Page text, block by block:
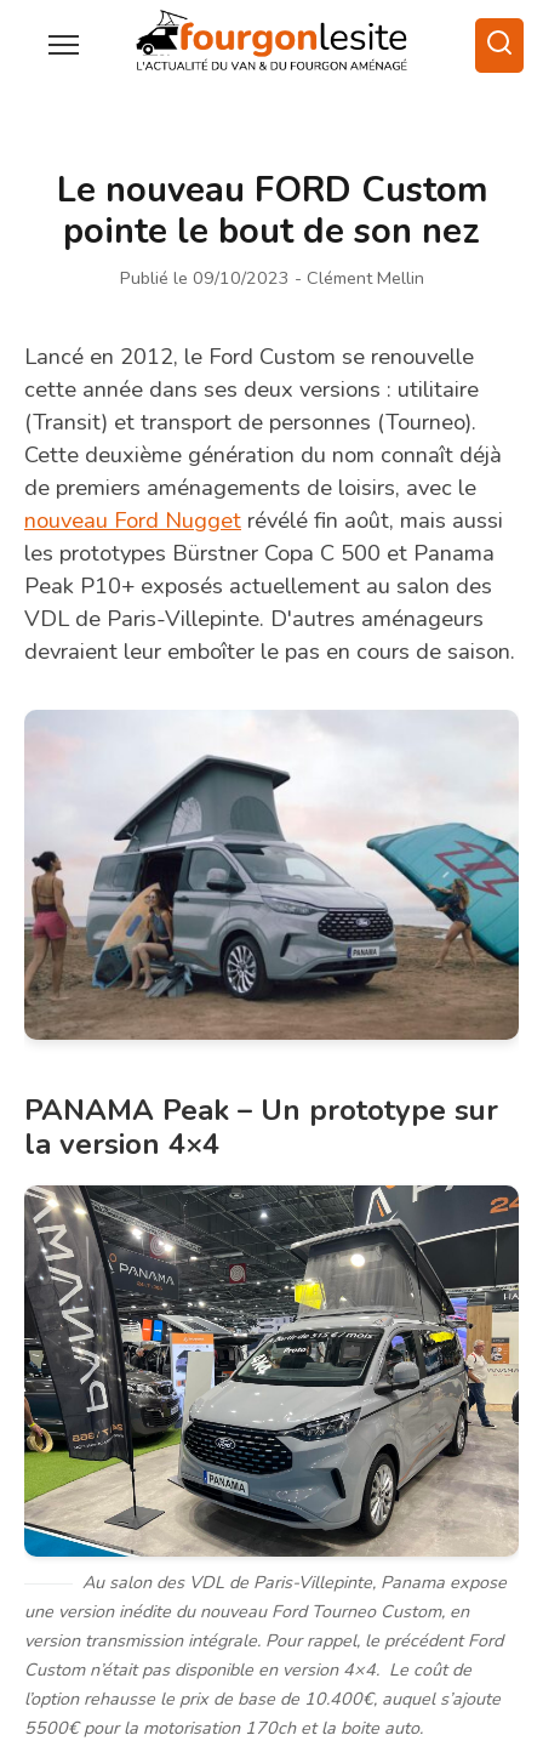
Le nouveau FORD Custom
pointe le bout de son nez
Publié le 09/10/2023 - Clément Mellin
Lancé en 2012, le Ford Custom se renouvelle
cette année dans ses deux versions : utilitaire
(Transit) et transport de personnes (Tourneo).
Cette deuxième génération du nom connaît déjà
de premiers aménagements de loisirs, avec le
nouveau Ford Nugget révélé fin août, mais aussi
les prototypes Bürstner Copa C 500 et Panama
Peak P10+ exposés actuellement au salon des
VDL de Paris-Villepinte. D'autres aménageurs
devraient leur emboîter le pas en cours de saison.
PANAMA Peak – Un prototype sur
la version 4×4
Au salon des VDL de Paris-Villepinte, Panama expose
une version inédite du nouveau Ford Tourneo Custom, en
version transmission intégrale. Pour rappel, le précédent Ford
Custom n’était pas disponible en version 4×4. Le coût de
l’option rehausse le prix de base de 10.400€, auquel s’ajoute
5500€ pour la motorisation 170ch et la boite auto.